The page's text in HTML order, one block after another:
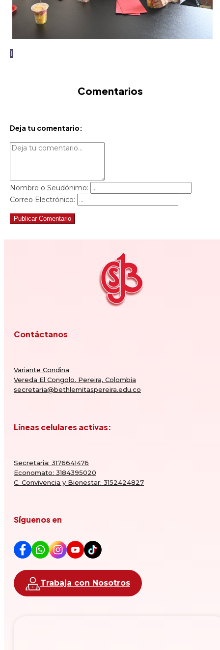
1
Comentarios
Deja tu comentario:
Nombre o Seudónimo:
Correo Electrónico:
Publicar Comentario
Contáctanos
Variante Condina
Vereda El Congolo. Pereira, Colombia
secretaria@bethlemitaspereira.edu.co
Líneas celulares activas:
Secretaria: 3176641476
Economato: 3184395020
C. Convivencia y Bienestar: 3152424827
Síguenos en
Trabaja con Nosotros